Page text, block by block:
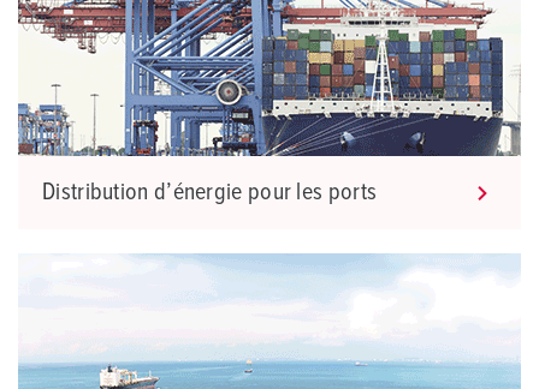
Distribution d’énergie pour les ports